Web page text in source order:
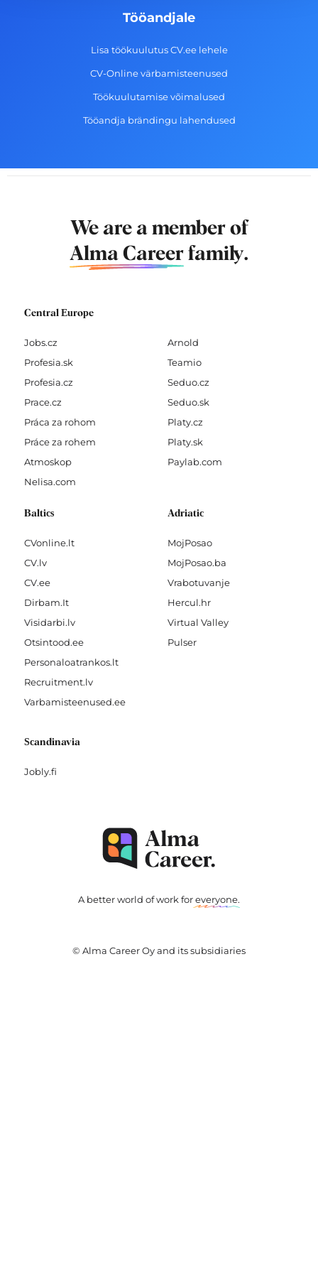
Tööandjale
Lisa töökuulutus CV.ee lehele
CV-Online värbamisteenused
Töökuulutamise võimalused
Tööandja brändingu lahendused
We are a member of
Alma Career family.
Central Europe
Jobs.cz
Profesia.sk
Profesia.cz
Prace.cz
Práca za rohom
Práce za rohem
Atmoskop
Nelisa.com
Arnold
Teamio
Seduo.cz
Seduo.sk
Platy.cz
Platy.sk
Paylab.com
Baltics
CVonline.lt
CV.lv
CV.ee
Dirbam.It
Visidarbi.lv
Otsintood.ee
Personaloatrankos.lt
Recruitment.lv
Varbamisteenused.ee
Adriatic
MojPosao
MojPosao.ba
Vrabotuvanje
Hercul.hr
Virtual Valley
Pulser
Scandinavia
Jobly.fi
A better world of work foreveryone.
© Alma Career Oy and its subsidiaries